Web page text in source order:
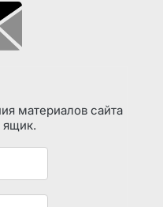
материалов сайта
ящик.